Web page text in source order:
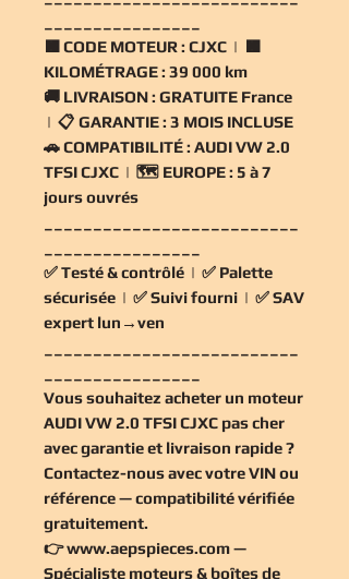
🟧CODE MOTEUR : CJXC | 🟧
KILOMÉTRAGE : 39 000 km
🚚 LIVRAISON : GRATUITE France
| 📋 GARANTIE : 3 MOIS INCLUSE
🚗COMPATIBILITÉ : AUDI VW 2.0
TFSI CJXC | 🗺️ EUROPE : 5 à 7
jours ouvrés
✅Testé & contrôlé | ✅ Palette
sécurisée | ✅Suivi fourni | ✅SAV
expert lun→ven
Vous souhaitez acheter un moteur
AUDI VW 2.0 TFSI CJXC pas cher
avec garantie et livraison rapide ?
Contactez-nous avec votre VIN ou
référence — compatibilité vérifiée
gratuitement.
👉www.aepspieces.com—
Spécialiste moteurs & boîtes de